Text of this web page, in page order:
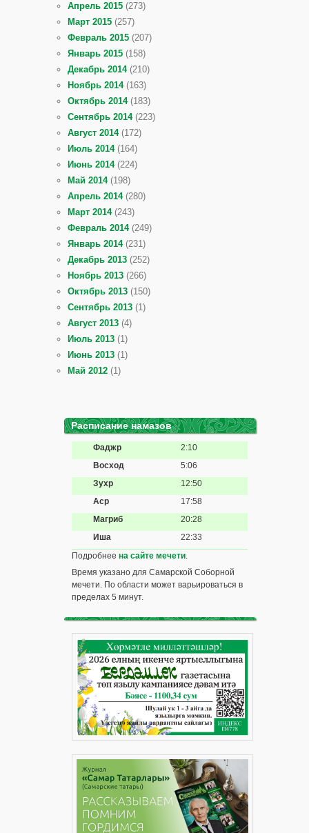
Апрель 2015 (273)
Март 2015 (257)
Февраль 2015 (207)
Январь 2015 (158)
Декабрь 2014(210)
Ноябрь 2014(163)
Октябрь 2014(183)
Сентябрь 2014(223)
Август 2014(172)
Июль 2014(164)
Июнь 2014(224)
Май 2014(198)
Апрель 2014(280)
Март 2014(243)
Февраль 2014(249)
Январь 2014(231)
Декабрь 2013 (252)
Ноябрь 2013 (266)
Октябрь 2013 (150)
Сентябрь 2013 (1)
Август 2013 (4)
Июль 2013 (1)
Июнь 2013 (1)
Май 2012 (1)
Расписание намазов
Фаджр
2:10
Восход
5:06
Зухр
12:50
Аср
17:58
Магриб
20:28
Иша
22:33
Подробнее на сайте мечети.
Время указано для Самарской Соборной
мечети. По области может варьироваться в
пределах 5 минут.